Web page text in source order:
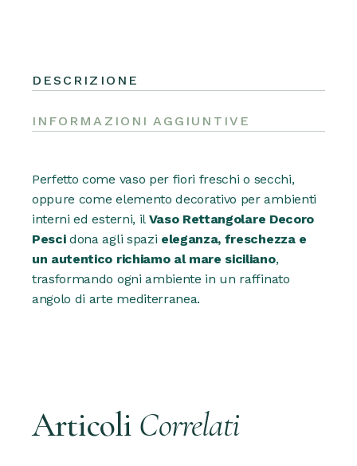
DESCRIZIONE
INFORMAZIONI AGGIUNTIVE
Perfetto come vaso per fiori freschi o secchi,
oppure come elemento decorativo per ambienti
interni ed esterni, il Vaso Rettangolare Decoro
Pescidona agli spazi eleganza, freschezza e
un autentico richiamo al mare siciliano,
trasformando ogni ambiente in un raffinato
angolo di arte mediterranea.
Articoli Correlati